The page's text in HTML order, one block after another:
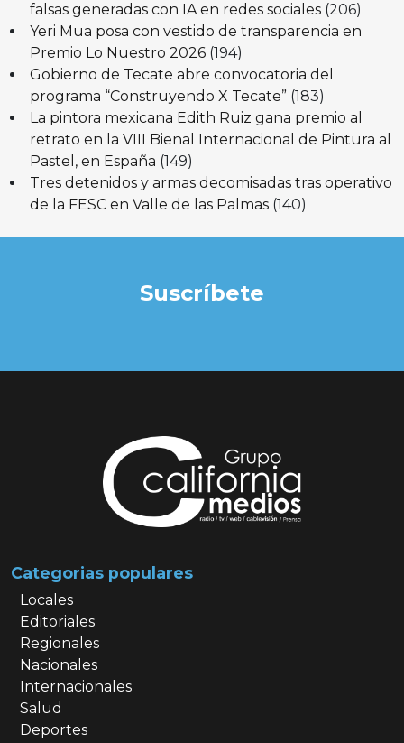
falsas generadas con IA en redes sociales (206)
Yeri Mua posa con vestido de transparencia en
Premio Lo Nuestro 2026 (194)
Gobierno de Tecate abre convocatoria del
programa “Construyendo X Tecate” (183)
La pintora mexicana Edith Ruiz gana premio al
retrato en la VIII Bienal Internacional de Pintura al
Pastel, en España (149)
Tres detenidos y armas decomisadas tras operativo
de la FESC en Valle de las Palmas (140)
Suscríbete
Categorias populares
Locales
Editoriales
Regionales
Nacionales
Internacionales
Salud
Deportes